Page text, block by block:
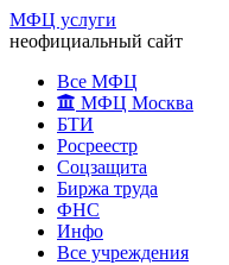
МФЦ услуги
неофициальный сайт
Все МФЦ
МФЦ Москва
БТИ
Росреестр
Соцзащита
Биржа труда
ФНС
Инфо
Все учреждения